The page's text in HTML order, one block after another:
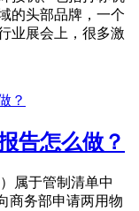
的头部品牌，一个
业展会上，很多激
告怎么做？
属于管制清单中
商务部申请两用物